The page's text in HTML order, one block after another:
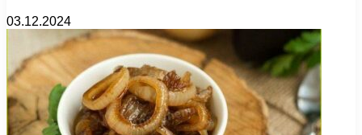
03.12.2024